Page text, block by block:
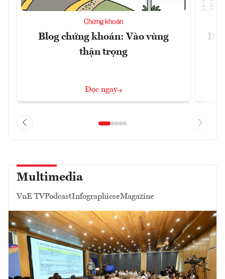
Chứng khoán
Blog chứng khoán: Vào vùng
thận trọng
Đọc ngay
Dự
Multimedia
VnE TVPodcastInfographicseMagazine